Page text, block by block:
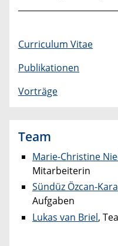
Curriculum Vitae
Publikationen
Vorträge
Team
Marie-Christine
Mitarbeiterin
Sündüz Özcan-Kara
Aufgaben
Lukas van Briel,